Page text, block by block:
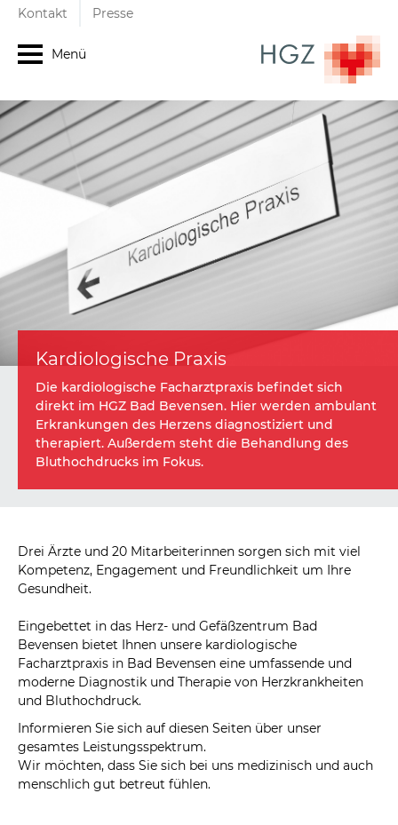
Kontakt Presse
Menü
Kardiologische Praxis
Die kardiologische Facharztpraxis befindet sich
direkt im HGZ Bad Bevensen. Hier werden ambulant
Erkrankungen des Herzens diagnostiziert und
therapiert. Außerdem steht die Behandlung des
Bluthochdrucks im Fokus.
Drei Ärzte und 20 Mitarbeiterinnen sorgen sich mit viel
Kompetenz, Engagement und Freundlichkeit um Ihre
Gesundheit.
Eingebettet in das Herz- und Gefäßzentrum Bad
Bevensen bietet Ihnen unsere kardiologische
Facharztpraxis in Bad Bevensen eine umfassende und
moderne Diagnostik und Therapie von Herzkrankheiten
und Bluthochdruck.
Informieren Sie sich auf diesen Seiten über unser
gesamtes Leistungsspektrum.
Wir möchten, dass Sie sich bei uns medizinisch und auch
menschlich gut betreut fühlen.